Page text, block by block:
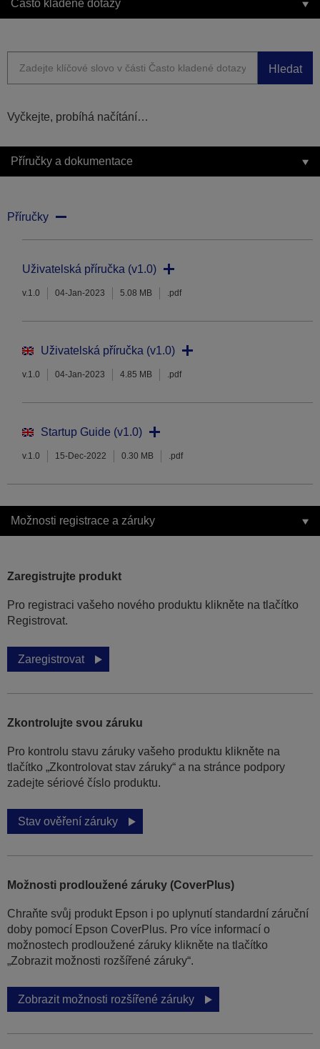
Často kladené dotazy
Hledat
Vyčkejte, probíhá načítání…
Příručky a dokumentace
Příručky
Uživatelská příručka (v1.0)
v.1.0 04-Jan-2023 5.08 MB .pdf
Uživatelská příručka (v1.0)
v.1.0 04-Jan-2023 4.85 MB .pdf
Startup Guide (v1.0)
v.1.0 15-Dec-2022 0.30 MB .pdf
Možnosti registrace a záruky
Zaregistrujte produkt
Pro registraci vašeho nového produktu klikněte na tlačítko
Registrovat.
Zaregistrovat
Zkontrolujte svou záruku
Pro kontrolu stavu záruky vašeho produktu klikněte na
tlačítko „Zkontrolovat stav záruky“ a na stránce podpory
zadejte sériové číslo produktu.
Stav ověření záruky
Možnosti prodloužené záruky (CoverPlus)
Chraňte svůj produkt Epson i po uplynutí standardní záruční
doby pomocí Epson CoverPlus. Pro více informací o
možnostech prodloužené záruky klikněte na tlačítko
„Zobrazit možnosti rozšířené záruky“.
Zobrazit možnosti rozšířené záruky